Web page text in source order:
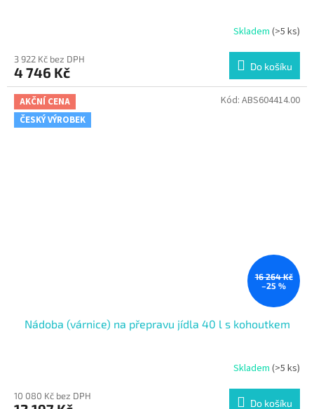
Skladem (>5 ks)
3 922 Kč bez DPH
4 746 Kč Do košíku
AKČNÍ CENA
ČESKÝ VÝROBEK
16 264 Kč
–25 %
Nádoba (várnice) na přepravu jídla 40 l s kohoutkem
Skladem (>5 ks)
10 080 Kč bez DPH
Do košíku
Kód: ABS604414.00